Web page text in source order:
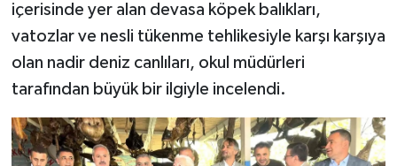
içerisinde yer alan devasa köpek balıkları,
vatozlar ve nesli tükenme tehlikesiyle karşı karşıya
olan nadir deniz canlıları, okul müdürleri
tarafından büyük bir ilgiyle incelendi.